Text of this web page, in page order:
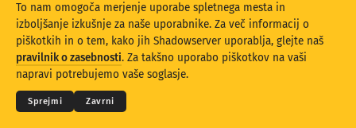
Samodejna posodobitev rezultatov
Posodobi Ponastavitev
Prenesite kot PNG
© 2026THE SHADOWSERVER FOUNDATION
Zasebnost in pogoji
Kontaktirajte nas Zasluge
To nam omogoča merjenje uporabe spletnega mesta in
izboljšanje izkušnje za naše uporabnike. Za več informacij o
piškotkih in o tem, kako jih Shadowserver uporablja, glejte naš
pravilnik o zasebnosti. Za takšno uporabo piškotkov na vaši
napravi potrebujemo vaše soglasje.
Sprejmi Zavrni